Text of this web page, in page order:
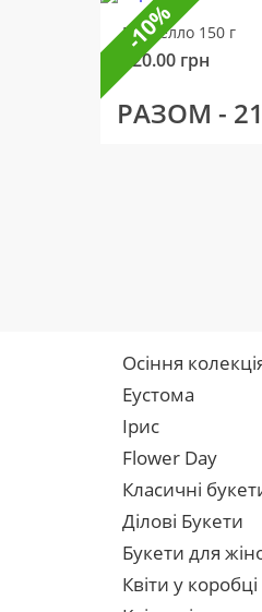
Рафаелло 150 г
320.00 грн
РАЗОМ -
-10%
Осіння
Еустома
Ірис
Flower Day
Класичні
Ділові Букети
Букети для
Квіти у коробці